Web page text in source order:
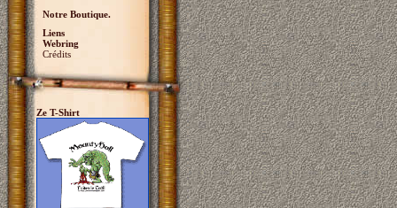
Notre Boutique.
Liens
Webring
Crédits
Ze T-Shirt